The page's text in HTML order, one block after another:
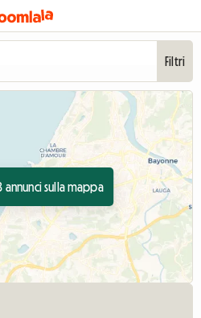
Filtri
annunci sulla mappa